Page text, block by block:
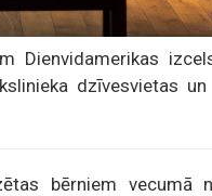
Dienvidamerikas
dzīvesvietas
bērniem vecumā